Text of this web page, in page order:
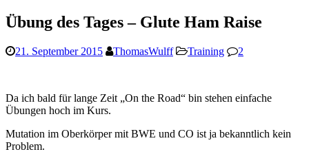
Übung des Tages – Glute Ham Raise
21. September 2015 ThomasWulff Training 2
Da ich bald für lange Zeit „On the Road“ bin stehen einfache
Übungen hoch im Kurs.
Mutation im Oberkörper mit BWE und CO ist ja bekanntlich kein
Problem.